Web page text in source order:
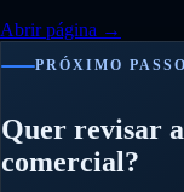
Abrir página →
PRÓXIMO PASSO
Quer revisar
comercial?